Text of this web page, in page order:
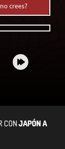
crees?
CONJAPÓN A